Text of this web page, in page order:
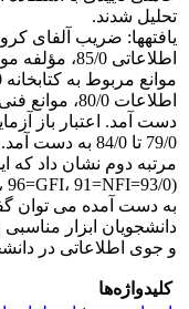
تحلیل شدند.
یافته‏ها: ضریب آلفای
79/0 تا 84/0
مرتبه دوم نشان داد که
به دست آمده می توان
دانشجویان ابزار
و جوی اطلاعاتی در
کلیدواژه‌ها